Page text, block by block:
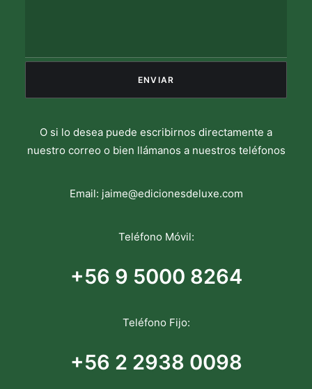
O si lo desea puede escribirnos directamente a
nuestro correo o bien llámanos a nuestros teléfonos
Email: jaime@edicionesdeluxe.com
Teléfono Móvil:
+56 9 5000 8264
Teléfono Fijo:
+56 2 2938 0098